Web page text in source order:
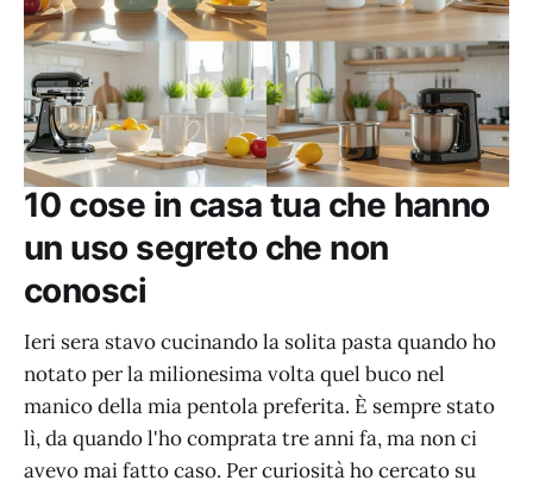
10 cose in casa tua che hanno
un uso segreto che non
conosci
Ieri sera stavo cucinando la solita pasta quando ho
notato per la milionesima volta quel buco nel
manico della mia pentola preferita. È sempre stato
lì, da quando l'ho comprata tre anni fa, ma non ci
avevo mai fatto caso. Per curiosità ho cercato su